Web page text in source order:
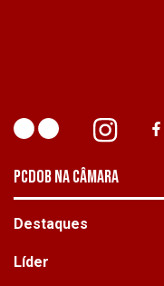
PCDOB NA CÂMARA
Destaques
Líder